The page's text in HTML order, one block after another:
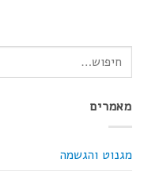
מאמרים
מגנוט והגשמה